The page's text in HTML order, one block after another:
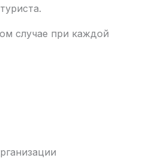
случае при каждой